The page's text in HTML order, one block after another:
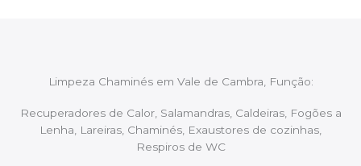
Limpeza Chaminés em Vale de Cambra, Função:
Recuperadores de Calor, Salamandras, Caldeiras, Fogões a
Lenha, Lareiras, Chaminés, Exaustores de cozinhas,
Respiros de WC